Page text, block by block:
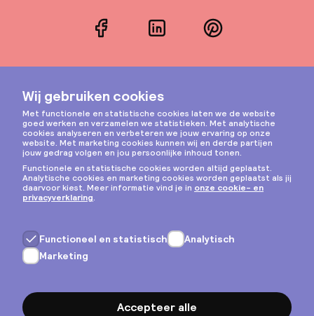
FacebookLinkedInPinterest
Instagram
Privacy & cookies
Algemene voorwaarden